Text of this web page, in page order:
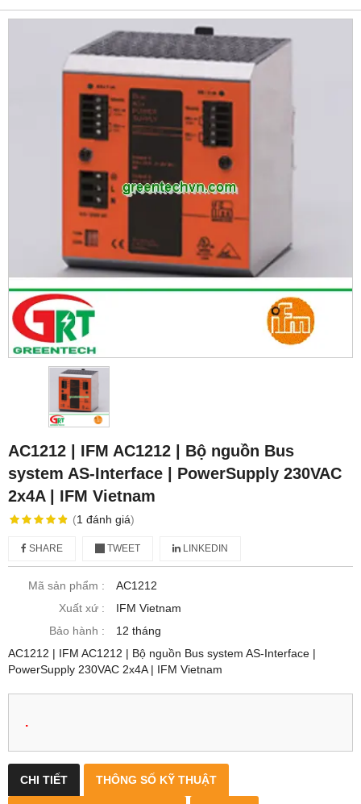
AC1212 | IFM AC1212 | Bộ nguồn Bus
system AS-Interface | PowerSupply 230VAC
2x4A | IFM Vietnam
(1 đánh giá)
SHARE TWEET LINKEDIN
Mã sản phẩm :
AC1212
Xuất xứ :
IFM Vietnam
Bảo hành :
12 tháng
AC1212 | IFM AC1212 | Bộ nguồn Bus system AS-Interface |
PowerSupply 230VAC 2x4A | IFM Vietnam
.
CHI TIẾT THÔNG SỐ KỸ THUẬT